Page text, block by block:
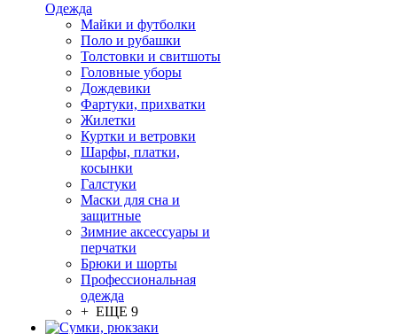
Одежда
Майки и футболки
Поло и рубашки
Толстовки и свитшоты
Головные уборы
Дождевики
Фартуки, прихватки
Жилетки
Куртки и ветровки
Шарфы, платки,
косынки
Галстуки
Маски для сна и
защитные
Зимние аксессуары и
перчатки
Брюки и шорты
Профессиональная
одежда
+ ЕЩЕ 9